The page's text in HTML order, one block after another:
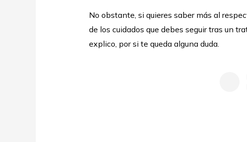
No obstante, si quieres saber más al
de los cuidados que debes seguir tras un
explico, por si te queda alguna duda.